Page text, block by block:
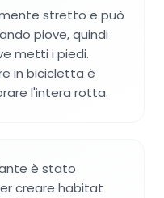
stretto e può
piove, quindi
metti i piedi.
in bicicletta è
l'intera rotta.
è stato
creare habitat